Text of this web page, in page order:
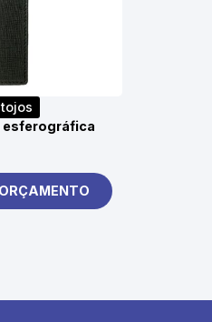
esferográfica